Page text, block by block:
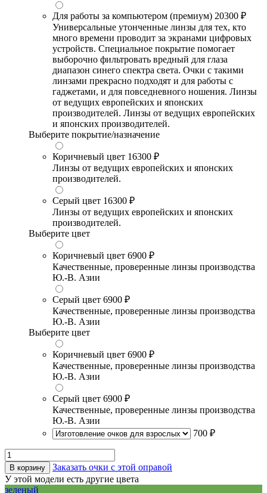
Для работы за компьютером (премиум) 20300 ₽
Универсальные утонченные линзы для тех, кто
много времени проводит за экранами цифровых
устройств. Специальное покрытие помогает
выборочно фильтровать вредный для глаза
диапазон синего спектра света. Очки с такими
линзами прекрасно подходят и для работы с
гаджетами, и для повседневного ношения. Линзы
от ведущих европейских и японских
производителей. Линзы от ведущих европейских
и японских производителей.
Выберите покрытие/назначение
Коричневый цвет 16300 ₽
Линзы от ведущих европейских и японских
производителей.
Серый цвет 16300 ₽
Линзы от ведущих европейских и японских
производителей.
Выберите цвет
Коричневый цвет 6900 ₽
Качественные, проверенные линзы производства
Ю.-В. Азии
Серый цвет 6900 ₽
Качественные, проверенные линзы производства
Ю.-В. Азии
Выберите цвет
Коричневый цвет 6900 ₽
Качественные, проверенные линзы производства
Ю.-В. Азии
Серый цвет 6900 ₽
Качественные, проверенные линзы производства
Ю.-В. Азии
700 ₽
В корзину
Заказать очки с этой оправой
У этой модели есть другие цвета
зеленый